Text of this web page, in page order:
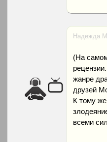
Надежда
(На
жанре
друзей
К тому
всеми